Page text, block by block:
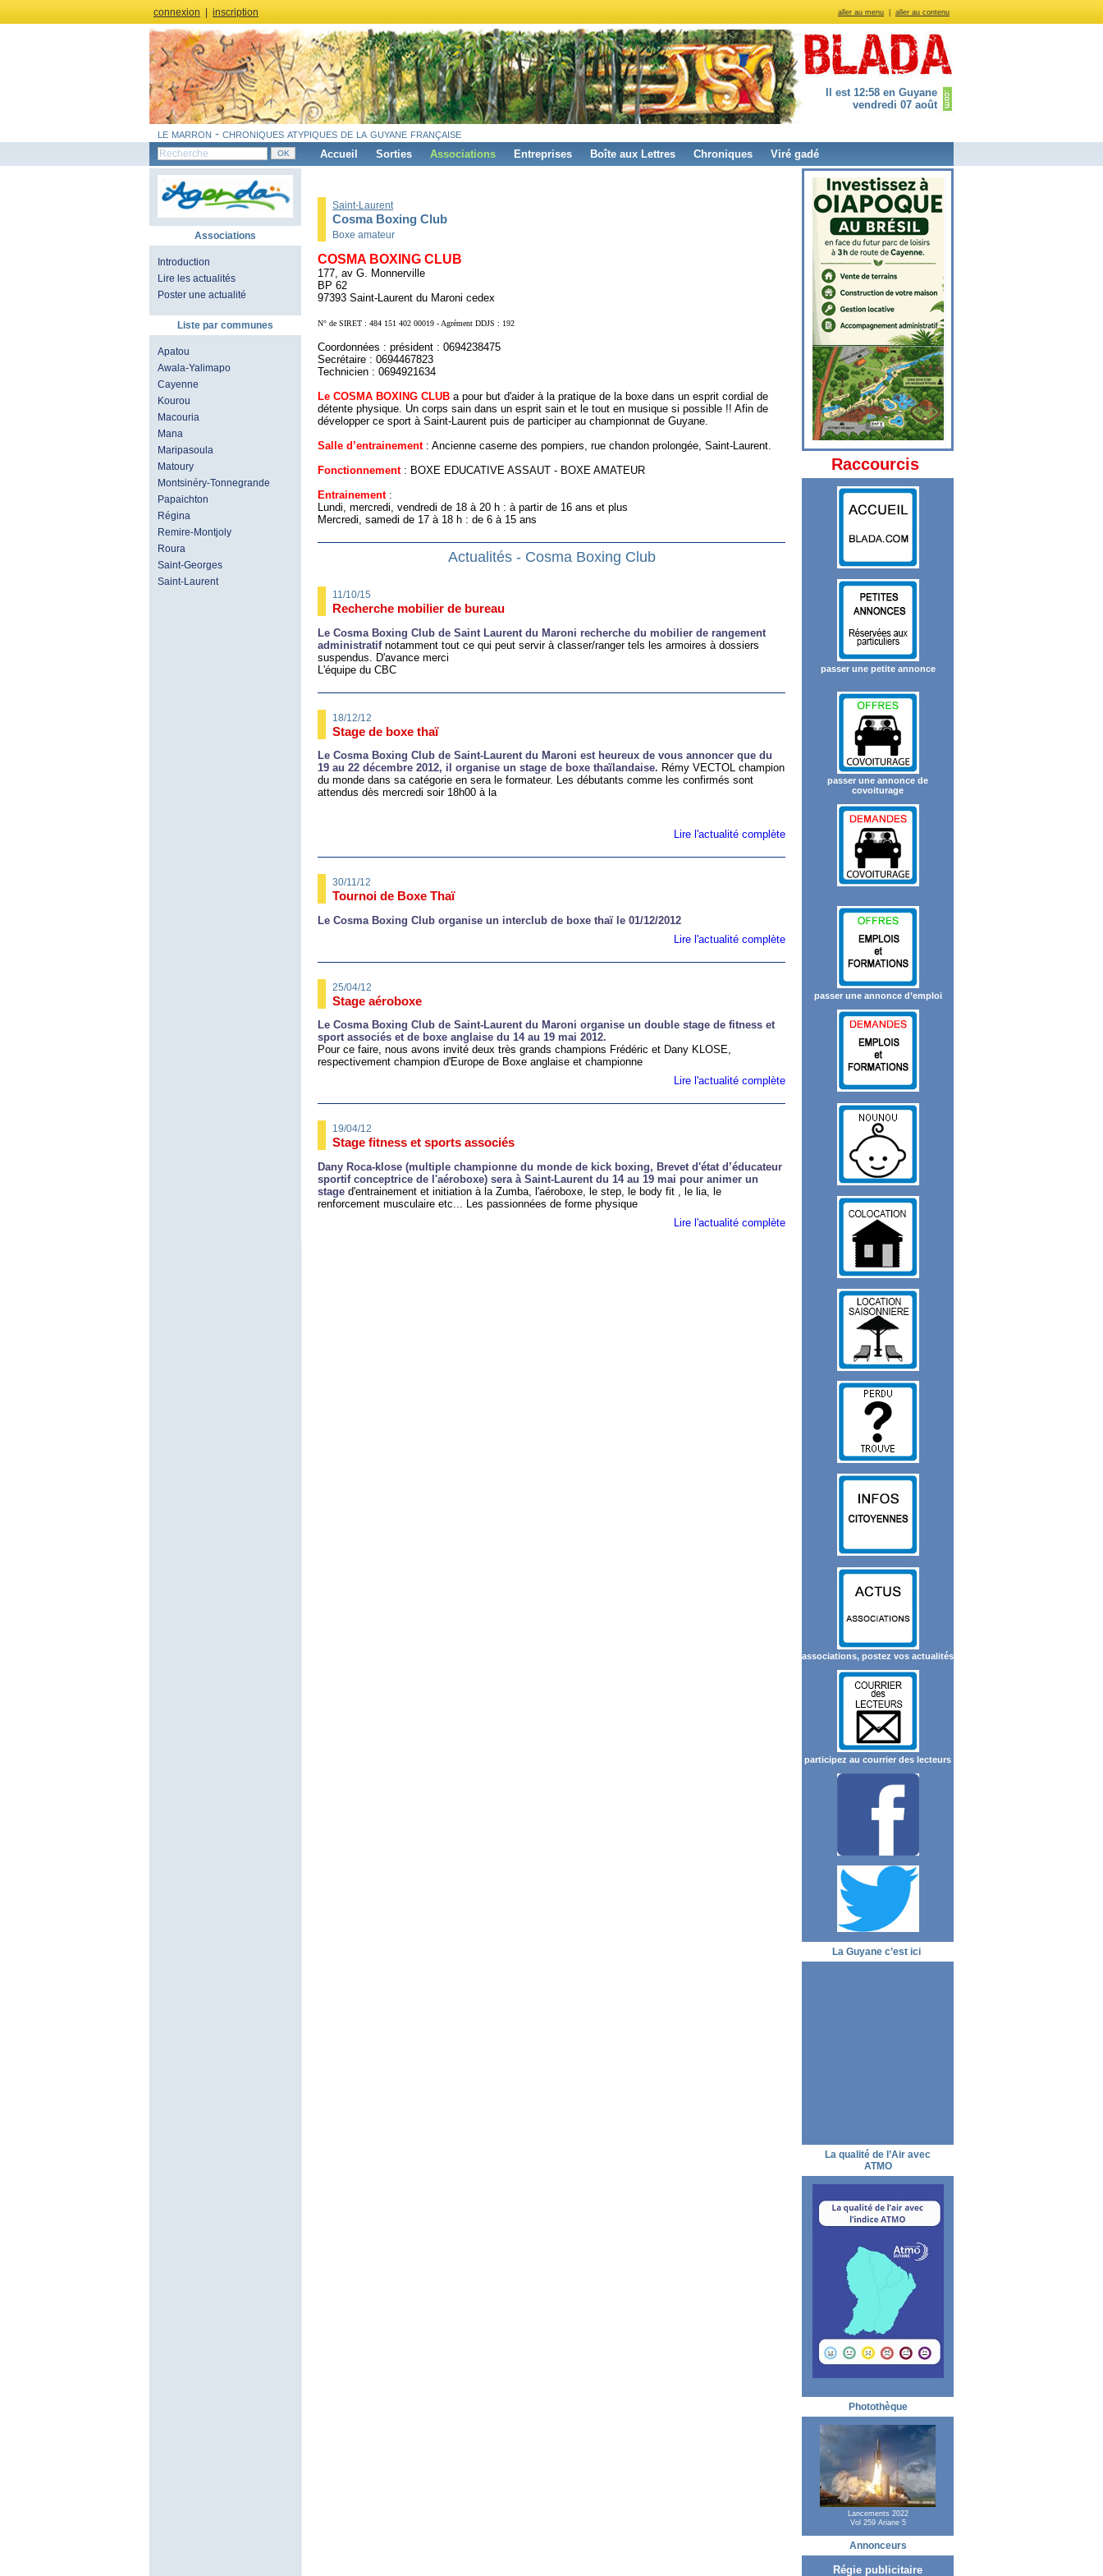
aller au menu aller au contenu
connexion inscription
Il est 12:58 en Guyane
vendredi 07 août
le marron - chroniques atypiques de la guyane française
Accueil Sorties Associations Entreprises Boîte aux Lettres Chroniques Viré gadé
Associations
Introduction
Lire les actualités
Poster une actualité
Liste par communes
Apatou
Awala-Yalimapo
Cayenne
Kourou
Macouria
Mana
Maripasoula
Matoury
Montsinéry-Tonnegrande
Papaichton
Régina
Remire-Montjoly
Roura
Saint-Georges
Saint-Laurent
Saint-Laurent
Cosma Boxing Club
Boxe amateur
COSMA BOXING CLUB
177, av G. Monnerville
BP 62
97393 Saint-Laurent du Maroni cedex
N° de SIRET : 484 151 402 00019 - Agrément DDJS : 192
Coordonnées : président : 0694238475
Secrétaire : 0694467823
Technicien : 0694921634
Le COSMA BOXING CLUB a pour but d'aider à la pratique de la boxe dans un esprit cordial de
détente physique. Un corps sain dans un esprit sain et le tout en musique si possible !! Afin de
développer ce sport à Saint-Laurent puis de participer au championnat de Guyane.
Salle d’entrainement: Ancienne caserne des pompiers, rue chandon prolongée, Saint-Laurent.
Fonctionnement: BOXE EDUCATIVE ASSAUT - BOXE AMATEUR
Entrainement :
Lundi, mercredi, vendredi de 18 à 20 h : à partir de 16 ans et plus
Mercredi, samedi de 17 à 18 h : de 6 à 15 ans
Actualités - Cosma Boxing Club
11/10/15
Recherche mobilier de bureau
Le Cosma Boxing Club de Saint Laurent du Maroni recherche du mobilier de rangement
administratif notamment tout ce qui peut servir à classer/ranger tels les armoires à dossiers
suspendus. D'avance merci
L'équipe du CBC
18/12/12
Stage de boxe thaï
Le Cosma Boxing Club de Saint-Laurent du Maroni est heureux de vous annoncer que du
19 au 22 décembre 2012, il organise un stage de boxe thaïlandaise. Rémy VECTOL champion
du monde dans sa catégorie en sera le formateur. Les débutants comme les confirmés sont
attendus dès mercredi soir 18h00 à la
Lire l'actualité complète
30/11/12
Tournoi de Boxe Thaï
Le Cosma Boxing Club organise un interclub de boxe thaï le 01/12/2012
Lire l'actualité complète
25/04/12
Stage aéroboxe
Le Cosma Boxing Club de Saint-Laurent du Maroni organise un double stage de fitness et
sport associés et de boxe anglaise du 14 au 19 mai 2012.
Pour ce faire, nous avons invité deux très grands champions Frédéric et Dany KLOSE,
respectivement champion d'Europe de Boxe anglaise et championne
Lire l'actualité complète
19/04/12
Stage fitness et sports associés
Dany Roca-klose (multiple championne du monde de kick boxing, Brevet d'état d’éducateur
sportif conceptrice de l'aéroboxe) sera à Saint-Laurent du 14 au 19 mai pour animer un
stage d'entrainement et initiation à la Zumba, l'aéroboxe, le step, le body fit , le lia, le
renforcement musculaire etc... Les passionnées de forme physique
Lire l'actualité complète
Raccourcis
passer une petite annonce
passer une annonce de
covoiturage
passer une annonce d’emploi
associations, postez vos actualités
participez au courrier des lecteurs
La Guyane c’est ici
La qualité de l’Air avec
ATMO
Photothèque
Lancements 2022
Vol 259 Ariane 5
Annonceurs
Régie publicitaire